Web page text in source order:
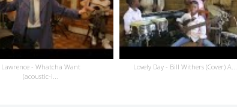
Lawrence - Whatcha Want
(acoustic-i...
Lovely Day - Bill Withers (Cover) A...